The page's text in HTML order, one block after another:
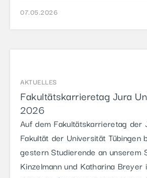
07.05.2026
AKTUELLES
Fakultätskarrieretag Jura
2026
Auf dem Fakultätskarrieretag der
Fakultät der Universität Tübingen
gestern Studierende an unserem
Kinzelmann und Katharina